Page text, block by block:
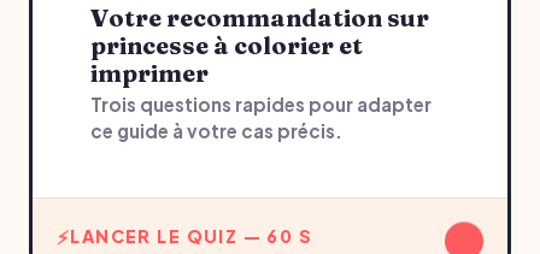
Votre recommandation sur
princesse à colorier et
imprimer
Trois questions rapides pour adapter
ce guide à votre cas précis.
LANCER LE QUIZ — 60 S ↓